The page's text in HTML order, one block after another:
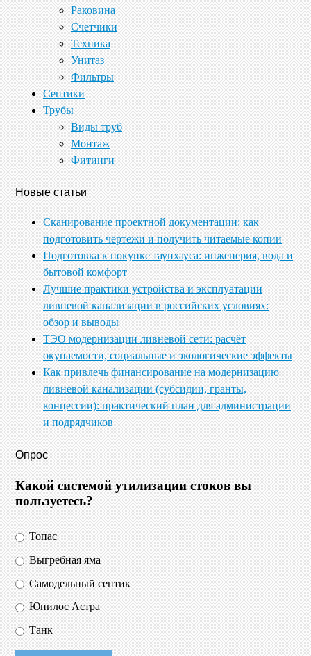
Раковина
Счетчики
Техника
Унитаз
Фильтры
Септики
Трубы
Виды труб
Монтаж
Фитинги
Новые статьи
Сканирование проектной документации: как
подготовить чертежи и получить читаемые копии
Подготовка к покупке таунхауса: инженерия, вода и
бытовой комфорт
Лучшие практики устройства и эксплуатации
ливневой канализации в российских условиях:
обзор и выводы
ТЭО модернизации ливневой сети: расчёт
окупаемости, социальные и экологические эффекты
Как привлечь финансирование на модернизацию
ливневой канализации (субсидии, гранты,
концессии): практический план для администрации
и подрядчиков
Опрос
Какой системой утилизации стоков вы
пользуетесь?
Топас
Выгребная яма
Самодельный септик
Юнилос Астра
Танк